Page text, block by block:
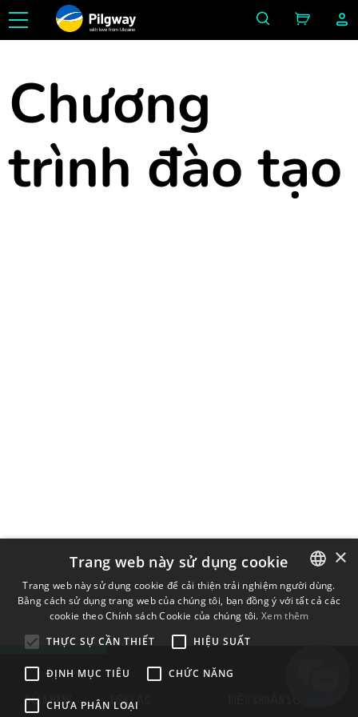
with love from Ukraine
Chương
trình đào tạo
CỬA HÀNG LIÊN LẠC
ENGLISH
×
Trang web này sử dụng cookie
Trang web này sử dụng cookie để cải thiện trải nghiệm người dùng.
Bằng cách sử dụng trang web của chúng tôi, bạn đồng ý với tất cả các
cookie theo Chính sách Cookie của chúng tôi. Xem thêm
THỰC SỰ CẦN THIẾT
HIỆU SUẤT
ĐỊNH MỤC TIÊU CHỨC NĂNG
CHƯA PHÂN LOẠI